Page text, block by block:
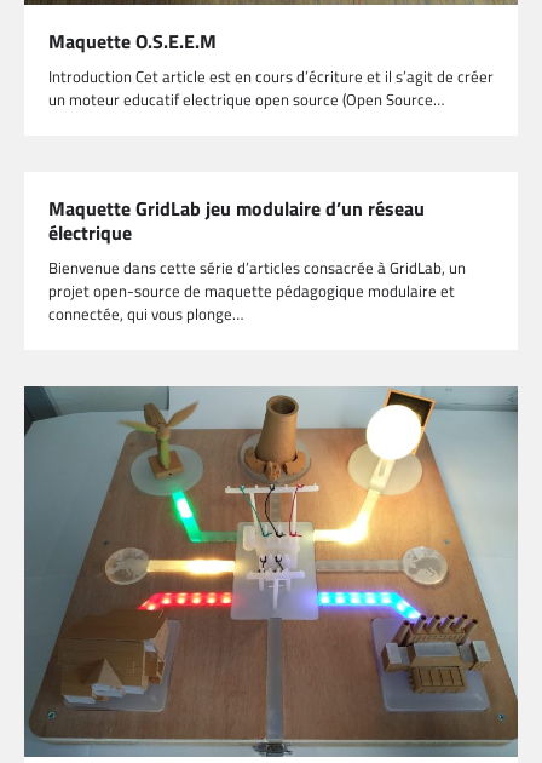
Maquette O.S.E.E.M
Introduction Cet article est en cours d’écriture et il s’agit de créer
un moteur educatif electrique open source (Open Source…
Maquette GridLab jeu modulaire d’un réseau
électrique
Bienvenue dans cette série d’articles consacrée à GridLab, un
projet open-source de maquette pédagogique modulaire et
connectée, qui vous plonge…